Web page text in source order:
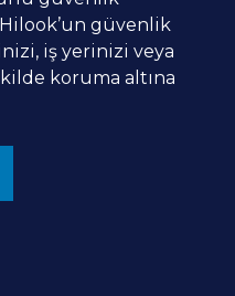
Hilook’un güvenlik
iş yerinizi veya
koruma altına